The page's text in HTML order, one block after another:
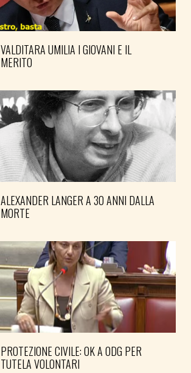
VALDITARA UMILIA I GIOVANI E IL
MERITO
ALEXANDER LANGER A 30 ANNI DALLA
MORTE
PROTEZIONE CIVILE: OK A ODG PER
TUTELA VOLONTARI